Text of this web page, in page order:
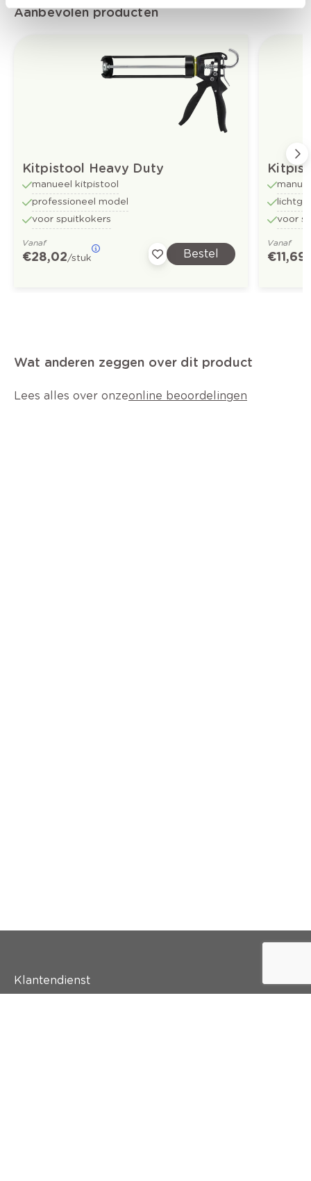
Aanbevolen producten
Kitpistool Heavy Duty
manueel kitpistool
professioneel model
voor spuitkokers
Vanaf
€ 28,02/stuk Bestel
voor
Vanaf
€ 11,69
Wat anderen zeggen over dit product
Lees alles over onzeonline beoordelingen
Klantendienst